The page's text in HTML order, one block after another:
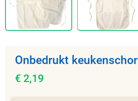
Onbedrukt
€ 2,19